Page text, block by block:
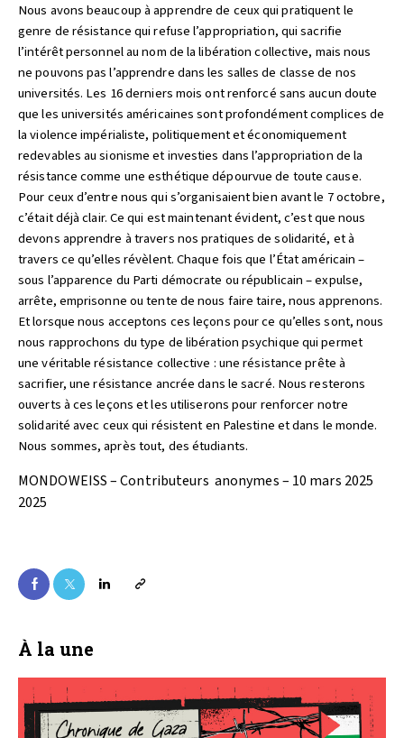
Nous avons beaucoup à apprendre de ceux qui pratiquent le
genre de résistance qui refuse l’appropriation, qui sacrifie
l’intérêt personnel au nom de la libération collective, mais nous
ne pouvons pas l’apprendre dans les salles de classe de nos
universités. Les 16 derniers mois ont renforcé sans aucun doute
que les universités américaines sont profondément complices de
la violence impérialiste, politiquement et économiquement
redevables au sionisme et investies dans l’appropriation de la
résistance comme une esthétique dépourvue de toute cause.
Pour ceux d’entre nous qui s’organisaient bien avant le 7 octobre,
c’était déjà clair. Ce qui est maintenant évident, c’est que nous
devons apprendre à travers nos pratiques de solidarité, et à
travers ce qu’elles révèlent. Chaque fois que l’État américain –
sous l’apparence du Parti démocrate ou républicain – expulse,
arrête, emprisonne ou tente de nous faire taire, nous apprenons.
Et lorsque nous acceptons ces leçons pour ce qu’elles sont, nous
nous rapprochons du type de libération psychique qui permet
une véritable résistance collective : une résistance prête à
sacrifier, une résistance ancrée dans le sacré. Nous resterons
ouverts à ces leçons et les utiliserons pour renforcer notre
solidarité avec ceux qui résistent en Palestine et dans le monde.
Nous sommes, après tout, des étudiants.
MONDOWEISS – Contributeurs anonymes – 10 mars 2025
2025
À la une